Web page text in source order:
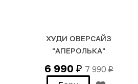
ХУДИ ОВЕРСАЙЗ
"АПЕРОЛЬКА"
6 990₽ 7 990₽